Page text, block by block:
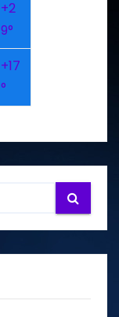
+2
9°
+17
°